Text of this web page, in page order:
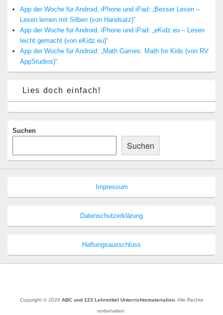
App der Woche für Android, iPhone und iPad: „Besser Lesen –
Lesen lernen mit Silben (von Handsatz)“
App der Woche für Android, iPhone und iPad: „eKidz.eu – Lesen
leicht gemacht (von eKidz.eu)“
App der Woche für Android: „Math Games: Math for Kids (von RV
AppStudios)“
Lies doch einfach!
Suchen
Suchen
Impressum
Datenschutzerklärung
Haftungsausschluss
Copyright © 2026 ABC und 123 Lehrmittel Unterrichtsmaterialien. Alle Rechte
vorbehalten.